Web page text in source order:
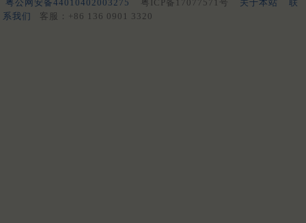
粤公网安备44010402003275 粤ICP备17077571号 关于本站
联
系我们
客服：+86 136 0901 3320